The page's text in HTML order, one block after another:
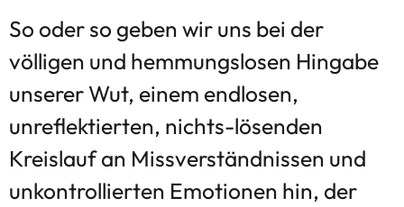
So oder so geben wir uns bei der
völligen und hemmungslosen Hingabe
unserer Wut, einem endlosen,
unreflektierten, nichts-lösenden
Kreislauf an Missverständnissen und
unkontrollierten Emotionen hin, der